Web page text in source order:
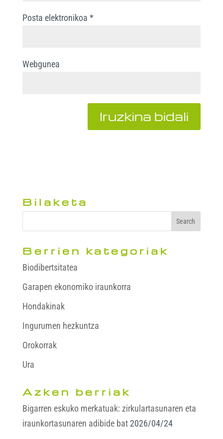
Posta elektronikoa *
Webgunea
Bilaketa
Berrien kategoriak
Biodibertsitatea
Garapen ekonomiko iraunkorra
Hondakinak
Ingurumen hezkuntza
Orokorrak
Ura
Azken berriak
Bigarren eskuko merkatuak: zirkulartasunaren eta
iraunkortasunaren adibide bat 2026/04/24